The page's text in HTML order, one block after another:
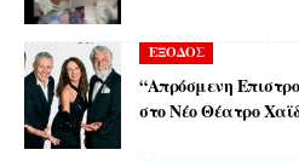
ΕΞΟΔΟΣ
“Απρόσμενη
στο Νέο Θέατρο